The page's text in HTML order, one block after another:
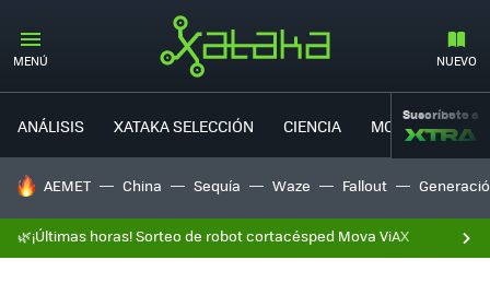
MENÚ NUEVO
ANÁLISIS XATAKA SELECCIÓN CIENCIA MOVILIDAD
Suscríbete a
HOY SE HABLA DE
AEMET China Sequía Waze Fallout
🌿¡Últimas horas! Sorteo de robot cortacésped Mova ViAX